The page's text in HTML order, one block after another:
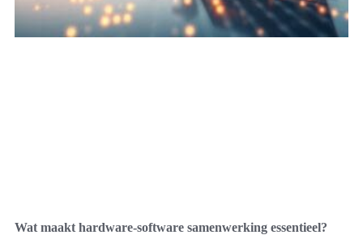
Wat maakt hardware-software samenwerking essentieel?